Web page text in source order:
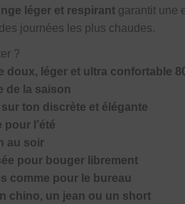
léger et respirant garantit une
journées les plus chaudes.
?
doux, léger et ultra confortable
de la saison
ton discrète et élégante
pour l’été
au soir
pour bouger librement
comme pour le bureau
chino, un jean ou un short